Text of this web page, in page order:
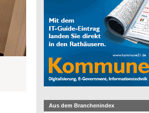
Aus dem Branchenindex